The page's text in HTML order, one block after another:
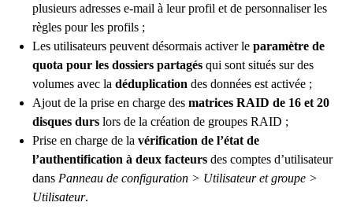
plusieurs adresses e-mail à leur profil et de personnaliser les
règles pour les profils ;
Les utilisateurs peuvent désormais activer le paramètre de
quota pour les dossiers partagés qui sont situés sur des
volumes avec la déduplication des données est activée ;
Ajout de la prise en charge des matrices RAID de 16 et 20
disques durs lors de la création de groupes RAID ;
Prise en charge de la vérification de l’état de
l’authentification à deux facteurs des comptes d’utilisateur
dans Panneau de configuration > Utilisateur et groupe >
Utilisateur.